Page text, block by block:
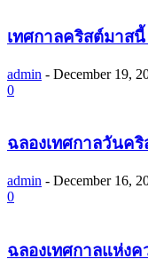
เทศกาลคริสต์มาส
admin - December 19,
0
ฉลองเทศกาลวันค
admin - December 16,
0
ฉลองเทศกาลแห่ง